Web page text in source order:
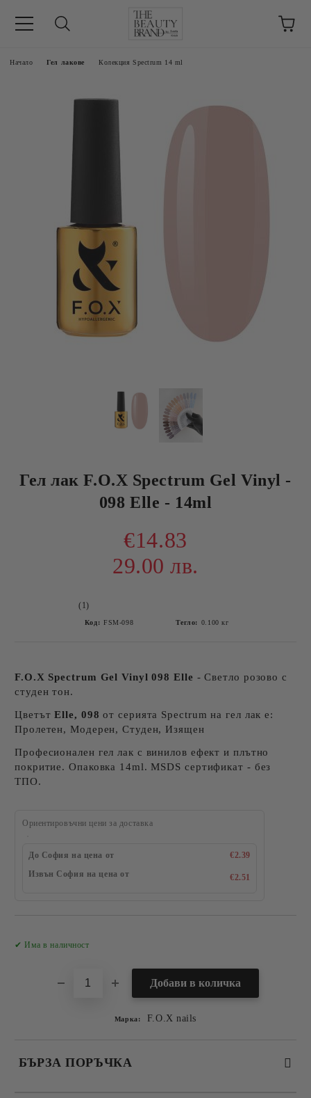
Начало Гел лакове Колекция Spectrum 14 ml
Гел лак F.O.X Spectrum Gel Vinyl -
098 Elle - 14ml
€14.83
29.00 лв.
(1)
Код: FSM-098 Тегло: 0.100 кг
F.O.X Spectrum Gel Vinyl 098 Elle - Светло розово с
студен тон.
ЦветътElle, 098 от серията Spectrum на гел лак е:
Пролетен, Модерен, Студен, Изящен
Професионален гел лак с винилов ефект и плътно
покритие. Опаковка 14ml. MSDS сертификат - без
ТПО.
Ориентировъчни цени за доставка
До София на цена от
€2.39
Извън София на цена от
€2.51
✔ Има в наличност
Марка: F.O.X nails
БЪРЗА ПОРЪЧКА